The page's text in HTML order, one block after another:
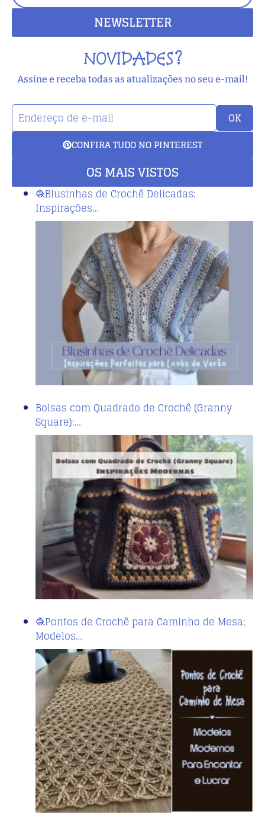
NEWSLETTER
NOVIDADES?
Assine e receba todas as atualizações no seu e-mail!
OK
CONFIRA TUDO NO PINTEREST
OS MAIS VISTOS
🧶Blusinhas de Crochê Delicadas:
Inspirações…
Bolsas com Quadrado de Crochê (Granny
Square):…
🧶Pontos de Crochê para Caminho de Mesa:
Modelos…